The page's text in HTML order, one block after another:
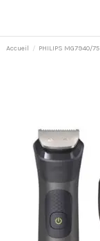
Accueil PHILIPS MG7940/75